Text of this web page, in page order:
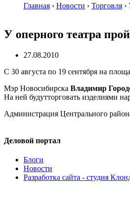
Главная › Новости › Торговля ›
У оперного театра
27.08.2010
С 30 августа по 19 сентября на
Мэр Новосибирска Владимир
На ней будутторговать изделиями
Администрация Центрального
Деловой портал
Блоги
Новости
Разработка сайта - студия